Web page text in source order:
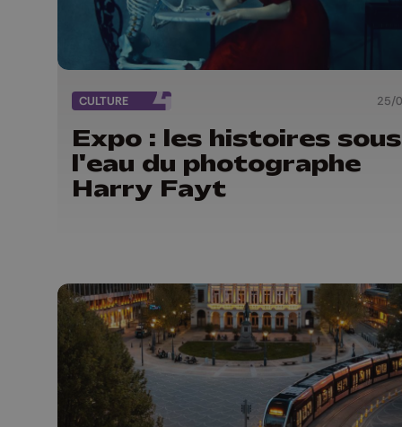
CULTURE 25/
Expo : les histoires sous
l'eau du photographe
Harry Fayt